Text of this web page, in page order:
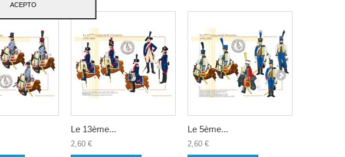
Le 13ème...
2,60 €
Le 5ème...
2,60 €
ACEPTO